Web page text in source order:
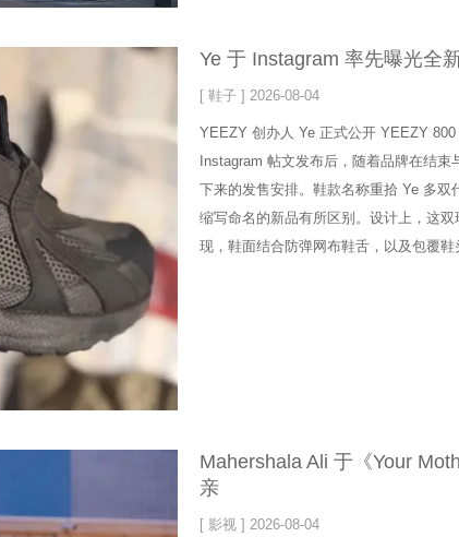
Ye 于 Instagram 率先曝光全
[ 鞋子 ] 2026-08-04
YEEZY 创办人 Ye 正式公开 YEEZY
Instagram 帖文发布后，随着品牌在结
下来的发售安排。鞋款名称重拾 Ye 多
缩写命名的新品有所区别。设计上，这
现，鞋面结合防弹网布鞋舌，以及包覆
Mahershala Ali 于《Your
亲
[ 影视 ] 2026-08-04